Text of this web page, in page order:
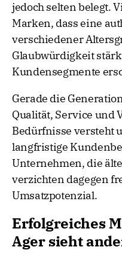
jedoch selten belegt.
Marken, dass eine
verschiedener
Glaubwürdigkeit
Kundensegmente
Gerade die
Qualität, Service und
Bedürfnisse versteht
langfristige
Unternehmen, die
verzichten dagegen
Umsatzpotenzial.
Erfolgreiches
Ager sieht